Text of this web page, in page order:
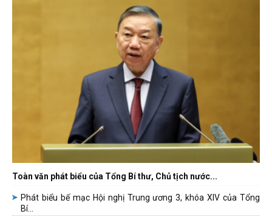
Toàn văn phát biểu của Tổng Bí thư, Chủ tịch nước...
Phát biểu bế mạc Hội nghị Trung ương 3, khóa XIV của Tổng
Bí...